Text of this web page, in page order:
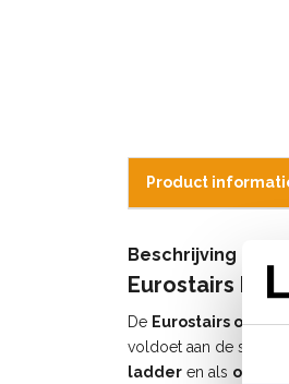
Product
Beschrijving
Eurostairs
De Eurostairs
voldoet aan de
ladder en als